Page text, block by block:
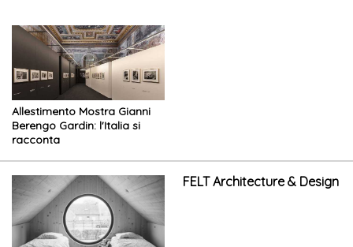
Allestimento Mostra Gianni
Berengo Gardin: l'Italia si
racconta
FELT Architecture & Design